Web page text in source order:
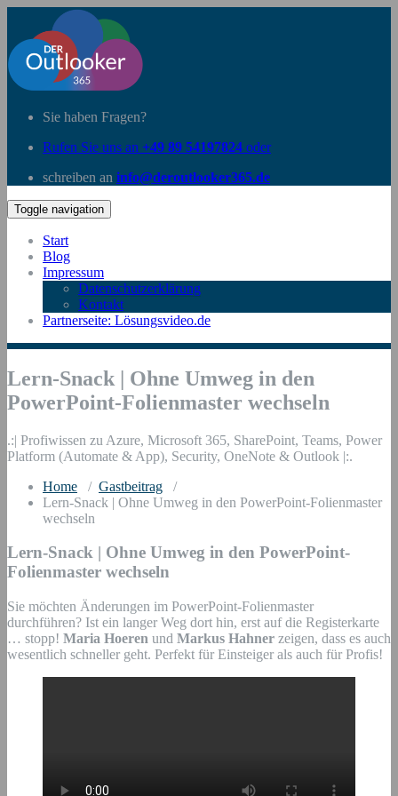
Sie haben Fragen?
Rufen Sie uns an +49 89 54197824 oder
schreiben an info@deroutlooker365.de
Toggle navigation
Start
Blog
Impressum
Datenschutzerklärung
Kontakt
Partnerseite: Lösungsvideo.de
Lern-Snack | Ohne Umweg in den
PowerPoint-Folienmaster wechseln
.:| Profiwissen zu Azure, Microsoft 365, SharePoint, Teams, Power
Platform (Automate & App), Security, OneNote & Outlook |:.
Home / Gastbeitrag /
Lern-Snack | Ohne Umweg in den PowerPoint-Folienmaster
wechseln
Lern-Snack | Ohne Umweg in den PowerPoint-
Folienmaster wechseln
Sie möchten Änderungen im PowerPoint-Folienmaster
durchführen? Ist ein langer Weg dort hin, erst auf die Registerkarte
… stopp! Maria Hoeren und Markus Hahner zeigen, dass es auch
wesentlich schneller geht. Perfekt für Einsteiger als auch für Profis!